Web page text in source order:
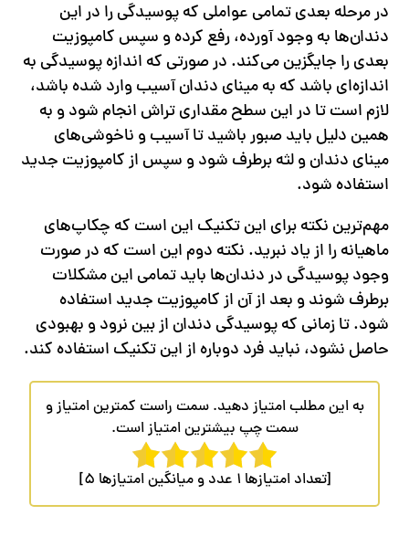
در مرحله بعدی تمامی عواملی که پوسیدگی را در این
دندان‌ها به وجود آورده، رفع کرده و سپس کامپوزیت
بعدی را جایگزین می‌کند. در صورتی که اندازه پوسیدگی به
اندازه‌ای باشد که به مینای دندان آسیب وارد شده باشد،
لازم است تا در این سطح مقداری تراش انجام شود و به
همین دلیل باید صبور باشید تا آسیب و ناخوشی‌های
مینای دندان و لثه برطرف شود و سپس از کامپوزیت جدید
استفاده شود.
مهم‌ترین نکته برای این تکنیک این است که چکاپ‌های
ماهیانه را از یاد نبرید. نکته دوم این است که در صورت
وجود پوسیدگی در دندان‌‌ها باید تمامی این مشکلات
برطرف شوند و بعد از آن از کامپوزیت جدید استفاده
شود. تا زمانی که پوسیدگی دندان از بین نرود و بهبودی
حاصل نشود، نباید فرد دوباره از این تکنیک استفاده کند.
به این مطلب امتیاز دهید. سمت راست کمترین امتیاز و
سمت چپ بیشترین امتیاز است.
[تعداد امتیازها 1 عدد و میانگین امتیازها 5
]